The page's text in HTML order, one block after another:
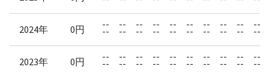
2024年 0円 --
--
--
--
--
--
--
--
--
--
--
--
--
--
--
--
--
--
--
--
2023年 0円 --
--
--
--
--
--
--
--
--
--
--
--
--
--
--
--
--
--
--
--